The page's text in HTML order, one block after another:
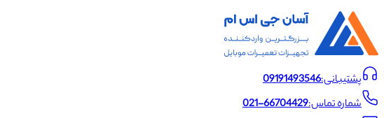
پشتیبانی:09191493546
شماره تماس:021-66704429